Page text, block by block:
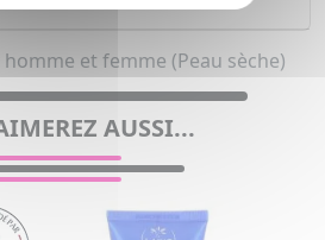
et femme (Peau sèche)
AUSSI...